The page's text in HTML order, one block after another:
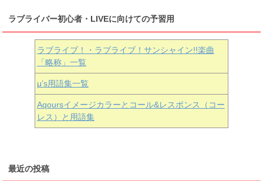
ラブライバー初心者・LIVEに向けての予習用
ラブライブ！・ラブライブ！サンシャイン!!楽曲
「略称」一覧
μ’s用語集一覧
Aqoursイメージカラーとコール&レスポンス（コー
レス）と用語集
最近の投稿